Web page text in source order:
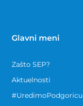
Glavni meni
Zašto SEP?
Aktuelnosti
#UredimoPodgoricu